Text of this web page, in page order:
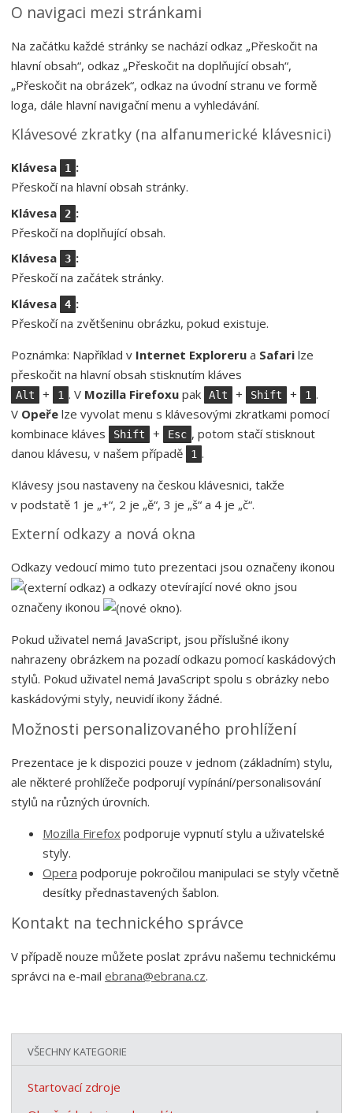
O navigaci mezi stránkami
Na začátku každé stránky se nachází odkaz „Přeskočit na
hlavní obsah“, odkaz „Přeskočit na doplňující obsah“,
„Přeskočit na obrázek“, odkaz na úvodní stranu ve formě
loga, dále hlavní navigační menu a vyhledávání.
Klávesové zkratky (na alfanumerické klávesnici)
Klávesa 1 :
Přeskočí na hlavní obsah stránky.
Klávesa
2 :
Přeskočí na doplňující obsah.
Klávesa
3 :
Přeskočí na začátek stránky.
Klávesa
4 :
Přeskočí na zvětšeninu obrázku, pokud existuje.
Poznámka: Například v Internet Exploreru a Safari lze
přeskočit na hlavní obsah stisknutím kláves
Alt + 1 . V Mozilla Firefoxu pak Alt + Shift + 1 .
V Opeře lze vyvolat menu s klávesovými zkratkami pomocí
kombinace kláves
Shift + Esc , potom stačí stisknout
danou klávesu, v našem případě
1 .
Klávesy jsou nastaveny na českou klávesnici, takže
v podstatě 1 je „+“, 2 je „ě“, 3 je „š“ a 4 je „č“.
Externí odkazy a nová okna
Odkazy vedoucí mimo tuto prezentaci jsou označeny ikonou
a odkazy otevírající nové okno jsou
označeny ikonou
.
Pokud uživatel nemá JavaScript, jsou příslušné ikony
nahrazeny obrázkem na pozadí odkazu pomocí kaskádových
stylů. Pokud uživatel nemá JavaScript spolu s obrázky nebo
kaskádovými styly, neuvidí ikony žádné.
Možnosti personalizovaného prohlížení
Prezentace je k dispozici pouze v jednom (základním) stylu,
ale některé prohlížeče podporují vypínání/personalisování
stylů na různých úrovních.
Mozilla Firefox podporuje vypnutí stylu a uživatelské
styly.
Opera podporuje pokročilou manipulaci se styly včetně
desítky přednastavených šablon.
Kontakt na technického správce
V případě nouze můžete poslat zprávu našemu technickému
správci na e-mailebrana@ebrana.cz.
VŠECHNY KATEGORIE
Startovací zdroje